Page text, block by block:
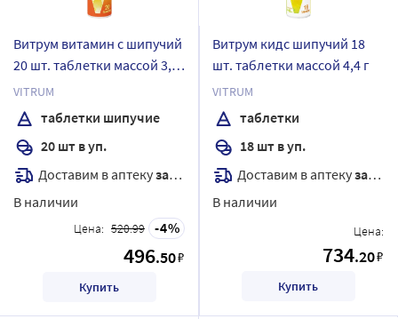
Витрум витамин с шипучий
20 шт. таблетки массой 3,8
г
VITRUM
таблетки шипучие
20 шт в уп.
Доставим в аптекузавтра
В наличии
Цена: 520.99 4
496.50₽
Купить
Витрум кидс шипучий 18
шт. таблетки массой 4,4 г
VITRUM
таблетки
18 шт в уп.
Доставим в аптекузавтра
В наличии
Цена:
734.20₽
Купить